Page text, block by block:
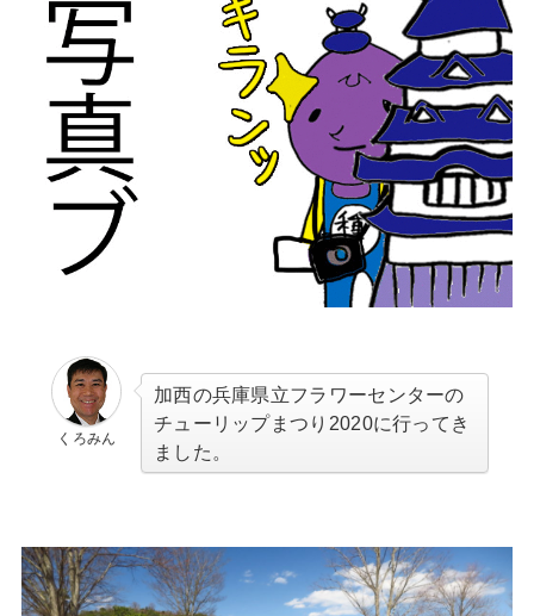
くろみん
加西の兵庫県立フラワーセンターの
チューリップまつり2020に行ってき
ました。